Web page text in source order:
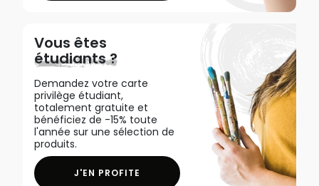
Vous êtes
étudiants ?
Demandez votre carte
privilège étudiant,
totalement gratuite et
bénéficiez de -15% toute
l'année sur une sélection de
produits.
J'EN PROFITE